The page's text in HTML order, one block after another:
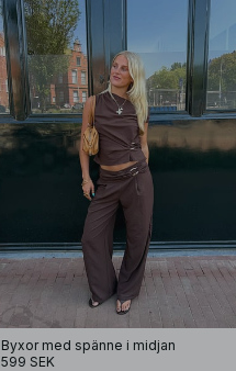
Byxor med spänne i midjan
599 SEK